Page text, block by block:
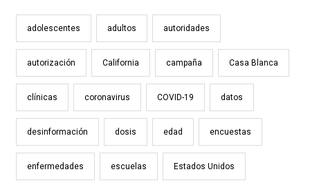
adolescentes adultos autoridades
autorización California campaña Casa Blanca
clínicas coronavirus COVID-19 datos
desinformación dosis edad encuestas
enfermedades escuelas Estados Unidos